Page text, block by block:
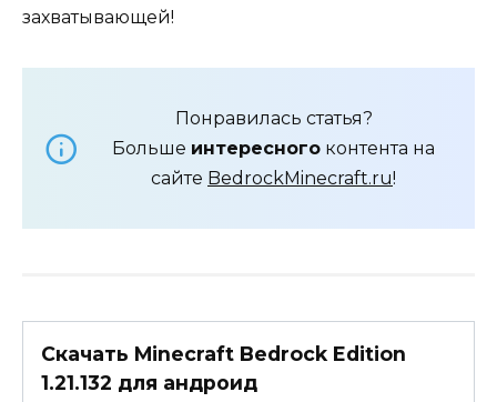
захватывающей!
Понравилась статья?
Больше интересного контента на
сайте BedrockMinecraft.ru!
Скачать Minecraft Bedrock Edition
1.21.132 для андроид